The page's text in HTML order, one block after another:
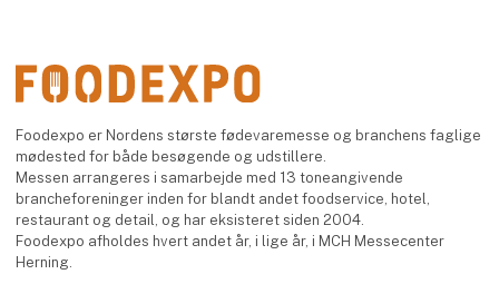
Foodexpo er Nordens største fødevaremesse og branchens faglige
mødested for både besøgende og udstillere.
Messen arrangeres i samarbejde med 13 toneangivende
brancheforeninger inden for blandt andet foodservice, hotel,
restaurant og detail, og har eksisteret siden 2004.
Foodexpo afholdes hvert andet år, i lige år, i MCH Messecenter
Herning.